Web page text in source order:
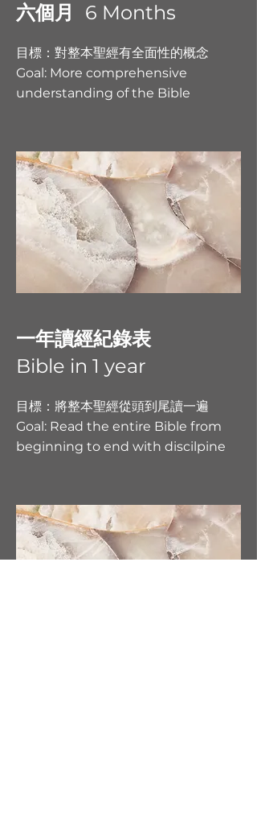
六個月 6 Months
目標：對整本聖經有全面性的概念
Goal: More comprehensive
understanding of the Bible
一年讀經紀錄表
Bible in 1 year
目標：將整本聖經從頭到尾讀一遍
Goal: Read the entire Bible from
beginning to end with discilpine